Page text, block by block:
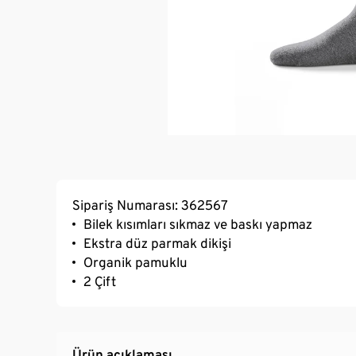
Sipariş Numarası: 362567
Bilek kısımları sıkmaz ve baskı yapmaz
Ekstra düz parmak dikişi
Organik pamuklu
2 Çift